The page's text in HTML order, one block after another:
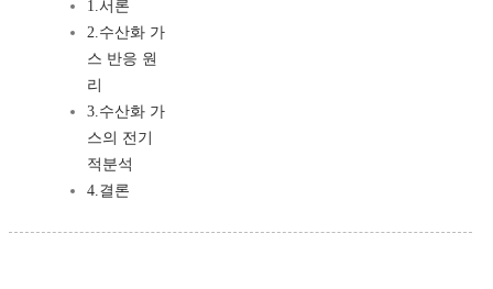
1.서론
2.수산화 가
스 반응 원
리
3.수산화 가
스의 전기
적분석
4.결론